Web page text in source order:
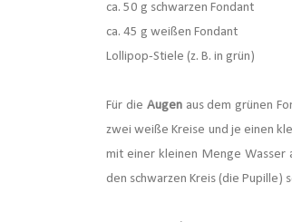
ca. 50 g schwarzen Fondant
ca. 45 g weißen Fondant
Lollipop-Stiele (z. B. in grün)
Für die Augenaus dem grünen
zwei weiße Kreise und je einen
mit einer kleinen Menge Wasser
den schwarzen Kreis (die Pupille)